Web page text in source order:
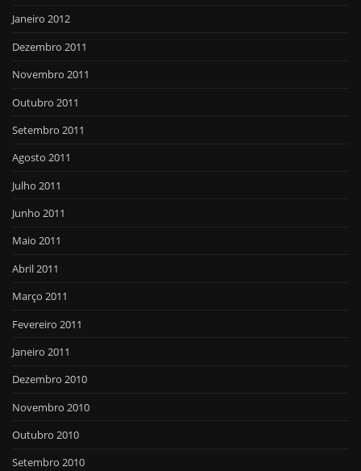
Janeiro 2012
Dezembro 2011
Novembro 2011
Outubro 2011
Setembro 2011
Agosto 2011
Julho 2011
Junho 2011
Maio 2011
Abril 2011
Março 2011
Fevereiro 2011
Janeiro 2011
Dezembro 2010
Novembro 2010
Outubro 2010
Setembro 2010